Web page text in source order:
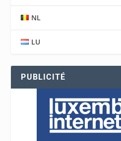
NL
LU
PUBLICITÉ